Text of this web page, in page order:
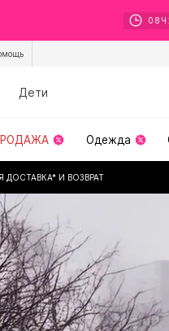
08 Ч
Дети
Одежда
ДОСТАВКА* И ВОЗВРАТ